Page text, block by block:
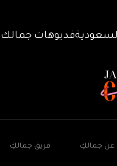
فديوهات جمالك
عن جمالكِ فريق جمالكِ